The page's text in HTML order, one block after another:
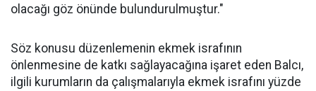
olacağı göz önünde bulundurulmuştur."
Söz konusu düzenlemenin ekmek israfının
önlenmesine de katkı sağlayacağına işaret eden Balcı,
ilgili kurumların da çalışmalarıyla ekmek israfını yüzde